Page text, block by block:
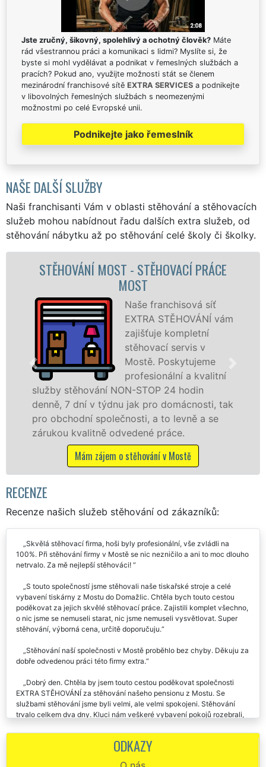
Jste zručný, šikovný, spolehlivý a ochotný člověk? Máte
rád všestrannou práci a komunikaci s lidmi? Myslíte si, že
byste si mohl vydělávat a podnikat v řemeslných službách a
pracích? Pokud ano, využijte možnosti stát se členem
mezinárodní franchisové sítě EXTRA SERVICES a podnikejte
v libovolných řemeslných službách s neomezenými
možnostmi po celé Evropské unii.
Podnikejte jako řemeslník
NAŠE DALŠÍ SLUŽBY
Naši franchisanti Vám v oblasti stěhování a stěhovacích
služeb mohou nabídnout řadu dalších extra služeb, od
stěhování nábytku až po stěhování celé školy či školky.
- STĚHOVACÍ PRÁCE
Naše franchisová síť
EXTRA STĚHOVÁNÍ vám
zajišťuje kompletní
stěhovací servis v
Mostě. Poskytujeme
profesionální a kvalitní
NON-STOP 24 hodin
jak pro domácnosti, tak
a to levně a se
odvedené práce.
o stěhování v Mostě
STĚHOVACÍ
služby
celém okresu
franchisové sítě
Nabízíme
včetně víkendů a
Mám zájem
RECENZE
Recenze našich služeb stěhování od zákazníků:
Skvělá stěhovací firma, hoši byly profesionální, vše zvládli na
100%. Při stěhování firmy v Mostě se nic nezničilo a ani to moc dlouho
S touto společností jsme stěhovali naše tiskařské stroje a celé
vybavení tiskárny z Mostu do Domažlic. Chtěla bych touto cestou
poděkovat za jejich skvělé stěhovací práce. Zajistili komplet všechno,
o nic jsme se nemuseli starat, nic jsme nemuseli vysvětlovat. Super
Stěhování naší společnosti v Mostě proběhlo bez chyby. Děkuju za
Dobrý den. Chtěla by jsem touto cestou poděkovat společnosti
EXTRA STĚHOVÁNÍ za stěhování našeho pensionu z Mostu. Se
službami stěhování jsme byli velmi, ale velmi spokojeni. Stěhování
zabalili a přestěhovali. Na místě zase vše složili, rozhodili a rozmístili
jak jsme potřebovali. Cena seděla přesně jak jsme se domluvili. Nikdy
jsem podobné pochvaly nepsala, ale jelikož mě kluci, místo toho aby si
ODKAZY